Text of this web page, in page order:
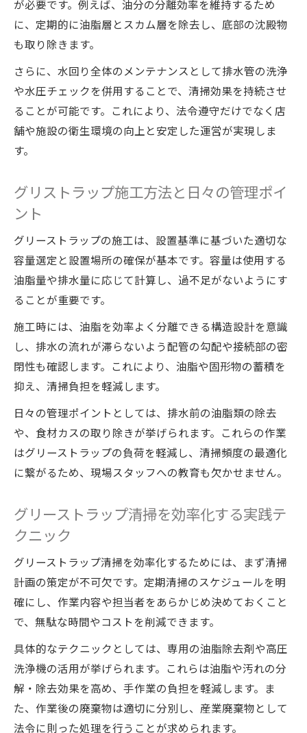
が必要です。例えば、油分の分離効率を維持するため
に、定期的に油脂層とスカム層を除去し、底部の沈殿物
も取り除きます。
さらに、水回り全体のメンテナンスとして排水管の洗浄
や水圧チェックを併用することで、清掃効果を持続させ
ることが可能です。これにより、法令遵守だけでなく店
舗や施設の衛生環境の向上と安定した運営が実現しま
す。
グリストラップ施工方法と日々の管理ポイ
ント
グリーストラップの施工は、設置基準に基づいた適切な
容量選定と設置場所の確保が基本です。容量は使用する
油脂量や排水量に応じて計算し、過不足がないようにす
ることが重要です。
施工時には、油脂を効率よく分離できる構造設計を意識
し、排水の流れが滞らないよう配管の勾配や接続部の密
閉性も確認します。これにより、油脂や固形物の蓄積を
抑え、清掃負担を軽減します。
日々の管理ポイントとしては、排水前の油脂類の除去
や、食材カスの取り除きが挙げられます。これらの作業
はグリーストラップの負荷を軽減し、清掃頻度の最適化
に繋がるため、現場スタッフへの教育も欠かせません。
グリーストラップ清掃を効率化する実践テ
クニック
グリーストラップ清掃を効率化するためには、まず清掃
計画の策定が不可欠です。定期清掃のスケジュールを明
確にし、作業内容や担当者をあらかじめ決めておくこと
で、無駄な時間やコストを削減できます。
具体的なテクニックとしては、専用の油脂除去剤や高圧
洗浄機の活用が挙げられます。これらは油脂や汚れの分
解・除去効果を高め、手作業の負担を軽減します。ま
た、作業後の廃棄物は適切に分別し、産業廃棄物として
法令に則った処理を行うことが求められます。